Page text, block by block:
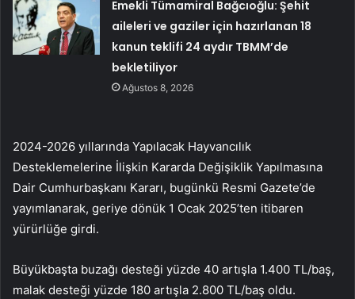
Emekli Tümamiral Bağcıoğlu: Şehit
aileleri ve gaziler için hazırlanan 18
kanun teklifi 24 aydır TBMM’de
bekletiliyor
Ağustos 8, 2026
2024-2026 yıllarında Yapılacak Hayvancılık
Desteklemelerine İlişkin Kararda Değişiklik Yapılmasına
Dair Cumhurbaşkanı Kararı, bugünkü Resmi Gazete’de
yayımlanarak, geriye dönük 1 Ocak 2025’ten itibaren
yürürlüğe girdi.
Büyükbaşta buzağı desteği yüzde 40 artışla 1.400 TL/baş,
malak desteği yüzde 180 artışla 2.800 TL/baş oldu.